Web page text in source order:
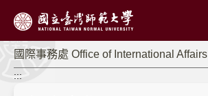
國際事務處 Office of International Affairs
:::